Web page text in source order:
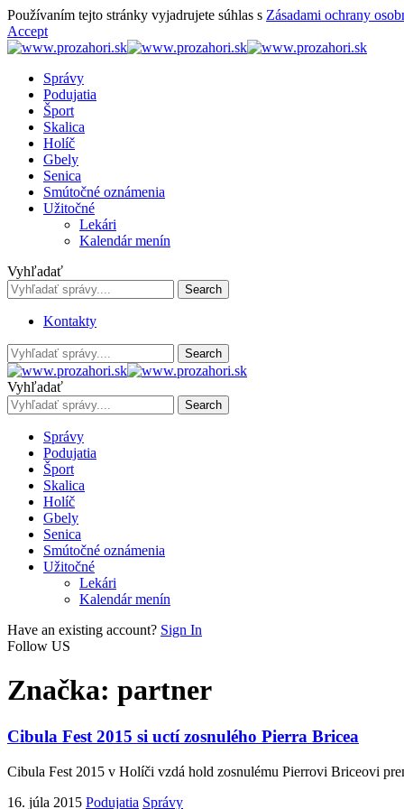
Používaním tejto stránky vyjadrujete súhlas s Zásadami ochrany
Accept
Správy
Podujatia
Šport
Skalica
Holíč
Gbely
Senica
Smútočné oznámenia
Užitočné
Lekári
Kalendár menín
Vyhľadať
Kontakty
Vyhľadať
Správy
Podujatia
Šport
Skalica
Holíč
Gbely
Senica
Smútočné oznámenia
Užitočné
Lekári
Kalendár menín
Have an existing account? Sign In
Follow US
Značka: partner
Cibula Fest 2015 si uctí zosnulého Pierra Bricea
Cibula Fest 2015 v Holíči vzdá hold zosnulému Pierrovi Briceovi
16. júla 2015 Podujatia Správy